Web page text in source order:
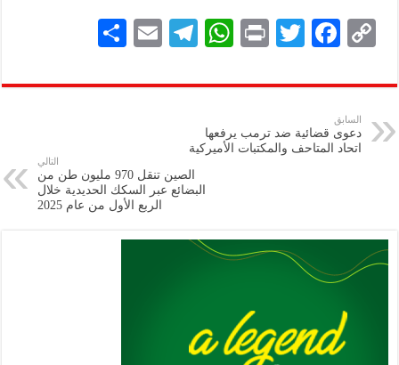
C
p
y
Li
F
eb
oo
k
T
tt
P
nt
W
at
A
p
p
Te
gr
E
ai
ar
السابق
دعوى قضائية ضد ترمب يرفعها
اتحاد المتاحف والمكتبات الأميركية
التالي
الصين تنقل 970 مليون طن من
البضائع عبر السكك الحديدية خلال
الربع الأول من عام 2025